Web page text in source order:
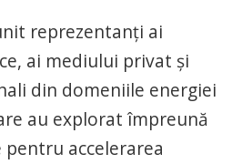
reprezentanți ai
ai mediului privat și
din domeniile energiei
au explorat împreună
pentru accelerarea